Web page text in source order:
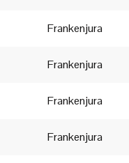
Švédsko
Fínsko
Švajčiarsko
Frankenjura
Frankenjura
Frankenjura
Frankenjura